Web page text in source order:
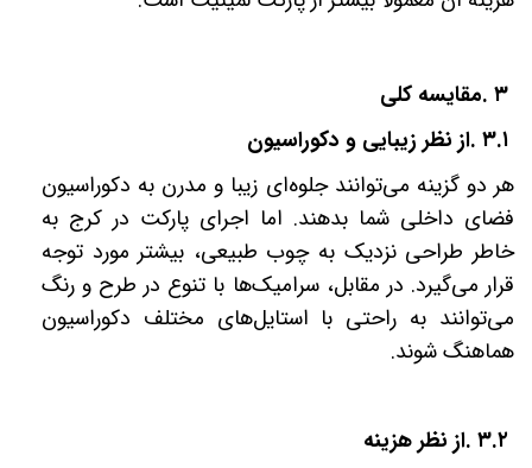
۳ .مقایسه کلی
۳.۱ .از نظر زیبایی و دکوراسیون
هر دو گزینه می‌توانند جلوه‌ای زیبا و مدرن به دکوراسیون
فضای داخلی شما بدهند. اما اجرای پارکت در کرج به
خاطر طراحی نزدیک به چوب طبیعی، بیشتر مورد توجه
قرار می‌گیرد. در مقابل، سرامیک‌ها با تنوع در طرح و رنگ
می‌توانند به راحتی با استایل‌های مختلف دکوراسیون
هماهنگ شوند.
۳.۲ .از نظر هزینه